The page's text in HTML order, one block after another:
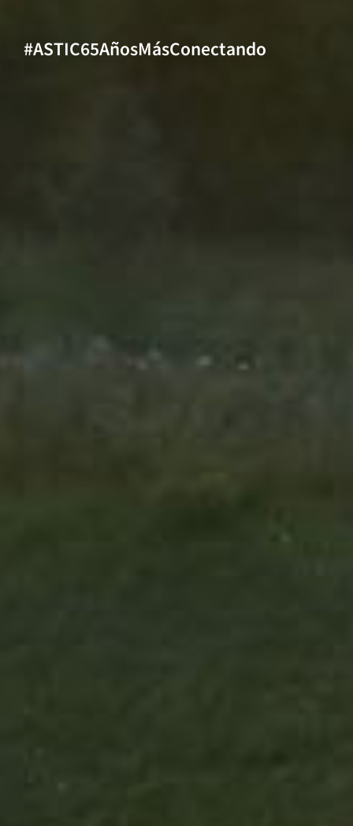
#ASTIC65AñosMásConectando